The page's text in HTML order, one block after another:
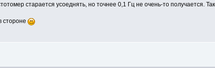
старается усоеднять, но точнее 0,1 Гц не очень-то получается.
стороне